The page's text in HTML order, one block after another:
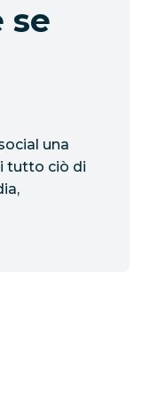
se
una
tutto ciò di